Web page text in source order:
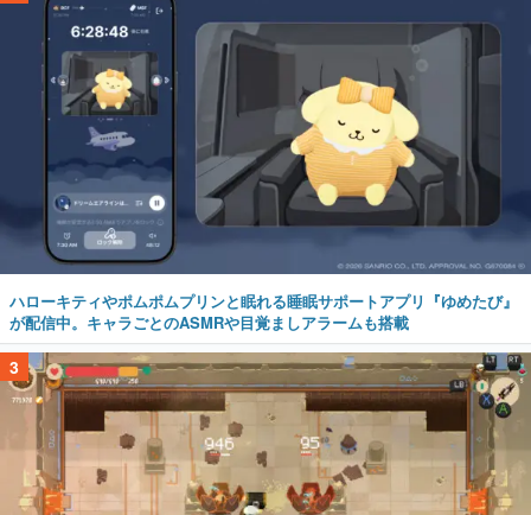
ハローキティやポムポムプリンと眠れる睡眠サポートアプリ『ゆめたび』
が配信中。キャラごとのASMRや目覚ましアラームも搭載
3